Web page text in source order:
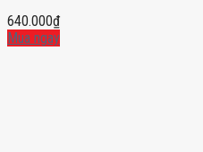
640.000₫
Mua ngay